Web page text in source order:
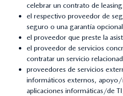
celebrar un contrato de
el respectivo proveedor de
seguro o una garantía
el proveedor que preste la
el proveedor de servicios
contratar un servicio
proveedores de servicios
informáticos externos,
aplicaciones informáticas/de